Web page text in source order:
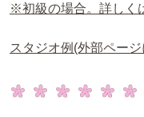
※初級の場合。詳しく
スタジオ例(外部ペー